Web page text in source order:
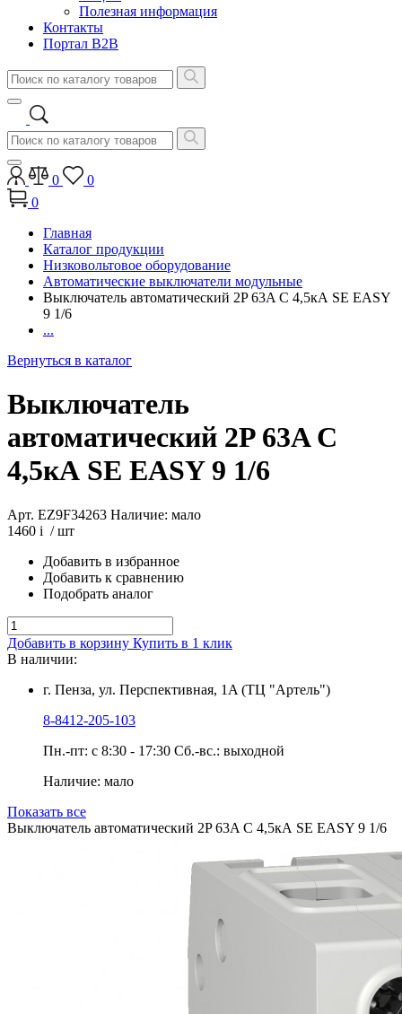
Полезная информация
Контакты
Портал B2B
0
0
0
Главная
Каталог продукции
Низковольтовое оборудование
Автоматические выключатели модульные
Выключатель автоматический 2P 63A C 4,5кА SE EASY
9 1/6
...
Вернуться в каталог
Выключатель
автоматический 2P 63A C
4,5кА SE EASY 9 1/6
Арт. EZ9F34263 Наличие: мало
1460 i / шт
Добавить в избранное
Добавить к сравнению
Подобрать аналог
Добавить в корзину Купить в 1 клик
В наличии:
г. Пенза, ул. Перспективная, 1A (ТЦ "Артель")
8-8412-205-103
Пн.-пт: с 8:30 - 17:30 Сб.-вс.: выходной
Наличие: мало
Показать все
Выключатель автоматический 2P 63A C 4,5кА SE EASY 9 1/6